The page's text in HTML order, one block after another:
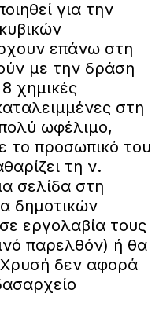
για την
επάνω στη
με την δράση
χημικές
στη
ωφέλιμο,
το προσωπικό του
τη ν.
σελίδα στη
δημοτικών
εργολαβία τους
παρελθόν) ή θα
δεν αφορά